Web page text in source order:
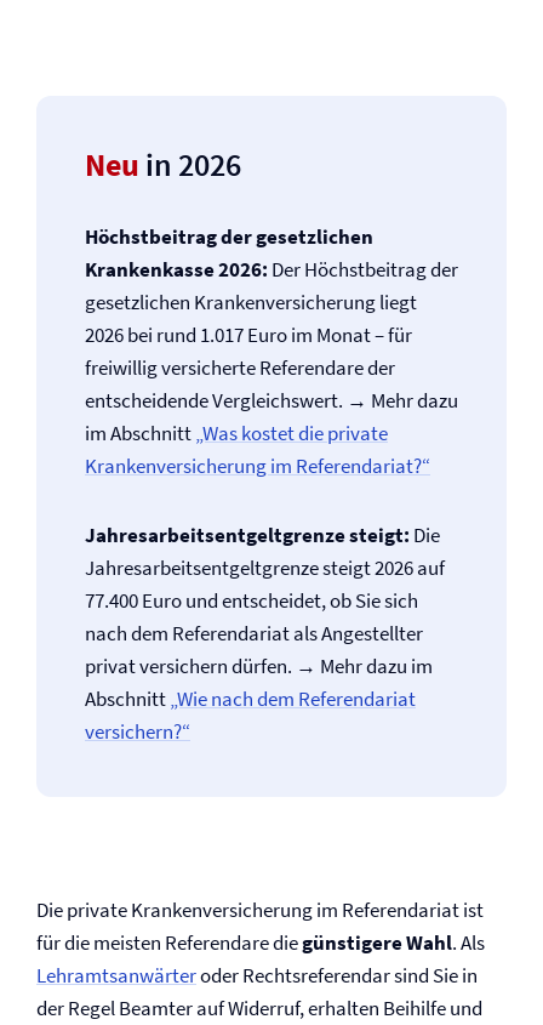
Neu in 2026
Höchstbeitrag der gesetzlichen
Krankenkasse 2026: Der Höchstbeitrag der
gesetzlichen Kranken­versicherung liegt
2026 bei rund 1.017 Euro im Monat – für
freiwillig versicherte Referendare der
entscheidende Vergleichswert. → Mehr dazu
im Abschnitt„Was kostet die private
Kranken­versicherung im Referendariat?“
Jahresarbeitsentgeltgrenze steigt: Die
Jahresarbeitsentgeltgrenze steigt 2026 auf
77.400 Euro und entscheidet, ob Sie sich
nach dem Referendariat als Angestellter
privat versichern dürfen. → Mehr dazu im
Abschnitt„Wie nach dem Referendariat
versichern?“
Die private Kranken­versicherung im Referendariat ist
für die meisten Referendare diegünstigere Wahl. Als
Lehramtsanwärteroder Rechtsreferendar sind Sie in
der Regel Beamter auf Widerruf, erhalten Beihilfe und